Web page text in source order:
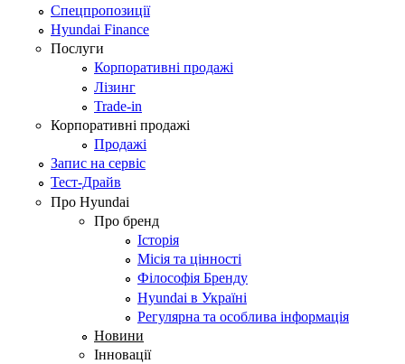
Спецпропозиції
Hyundai Finance
Послуги
Корпоративні продажі
Лізинг
Trade-in
Корпоративні продажі
Продажі
Запис на сервіс
Тест-Драйв
Про Hyundai
Про бренд
Історія
Місія та цінності
Філософія Бренду
Hyundai в Україні
Регулярна та особлива інформація
Новини
Інновації